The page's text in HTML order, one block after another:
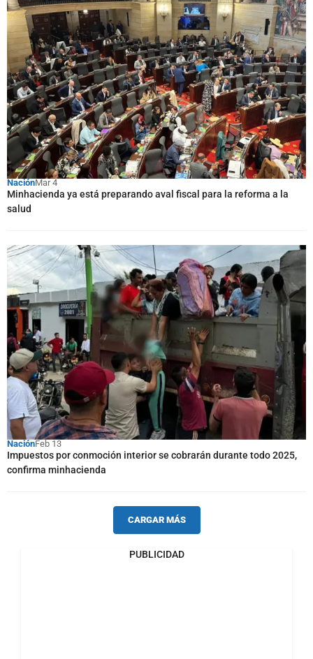
NaciónMar 4
Minhacienda ya está preparando aval fiscal para la reforma a la
salud
NaciónFeb 13
Impuestos por conmoción interior se cobrarán durante todo 2025,
confirma minhacienda
CARGAR MÁS
PUBLICIDAD